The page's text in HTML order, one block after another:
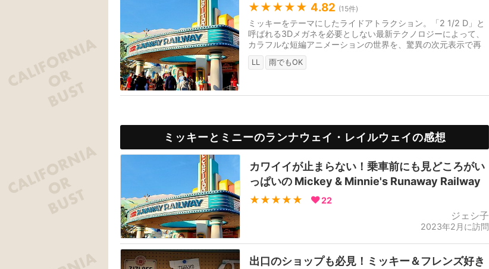
★★★★★ 4.82 (15件)
ミッキーをテーマにしたライドアトラクション。「2 1/2 D」と
呼ばれる3Dメガネを必要としない最新テクノロジーによって、
カラフルな短編アニメーションの世界を、驚異の次元表示で再
現した新感覚の映像が楽しめま...
LL 雨でもOK
ミッキーとミニーのランナウェイ・レイルウェイの感想
カワイイが止まらない！乗車前にも見どころがい
っぱいの Mickey & Minnie's Runaway Railway
★★★★★ 22
ジェシ子
2023年2月に訪問
出口のショップも必見！ミッキー＆フレンズ好き